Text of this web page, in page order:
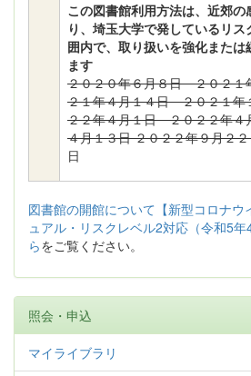
この図書館利用方法は、近郊の
り、埼玉大学で発しているリ
囲内で、取り扱いを強化または
ます
２０２０年６月８日 ２０２
２１年４月１４日 ２０２１
２２年４月１日 ２０２２年
４月１３日 ２０２２年９月２
日
図書館の開館について【新型コロナウ
ュアル・リスクレベル2対応（令和5
らをご覧ください。
照会・申込
マイライブラリ